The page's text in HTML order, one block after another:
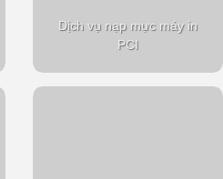
Dịch vụ nạp mực máy in
PCI